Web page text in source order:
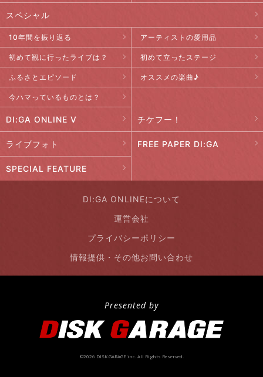
スペシャル
10年間を振り返る アーティストの愛用品
初めて観に行ったライブは？ 初めて立ったステージ
ふるさとエピソード オススメの楽曲♪
今ハマっているものとは？
DI:GA ONLINE V チケフー！
ライブフォト FREE PAPER DI:GA
SPECIAL FEATURE
DI:GA ONLINEについて
運営会社
プライバシーポリシー
情報提供・その他お問い合わせ
Presented by
©2026 DISK GARAGE inc. All Rights Reserved.